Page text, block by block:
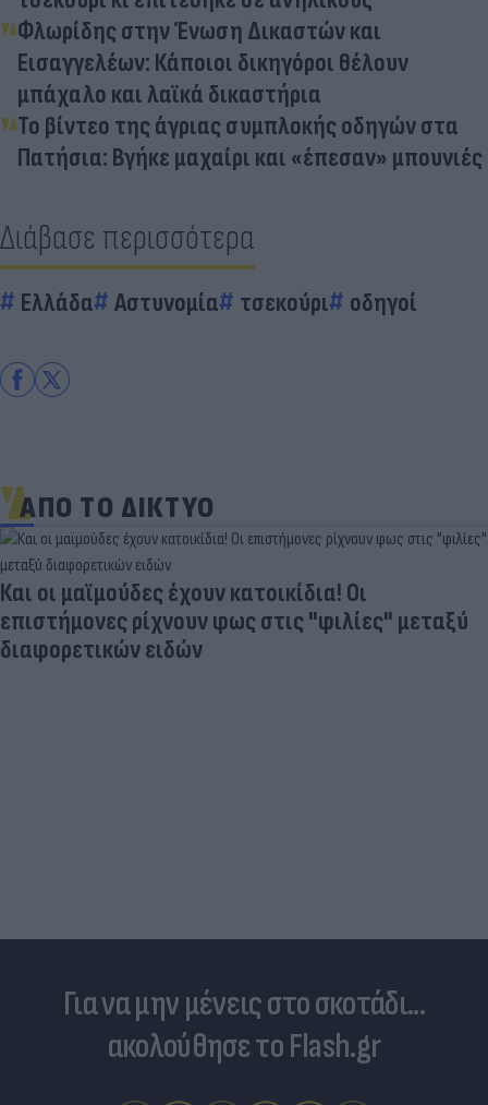
Φλωρίδης στην Ένωση Δικαστών και
Εισαγγελέων: Κάποιοι δικηγόροι θέλουν
μπάχαλο και λαϊκά δικαστήρια
Το βίντεο της άγριας συμπλοκής οδηγών στα
Πατήσια: Βγήκε μαχαίρι και «έπεσαν» μπουνιές
Διάβασε περισσότερα
Ελλάδα Αστυνομία τσεκούρι οδηγοί
ΑΠΟ ΤΟ ΔΙΚΤΥΟ
Για να μην μένεις στο σκοτάδι...
ακολούθησε το Flash.gr